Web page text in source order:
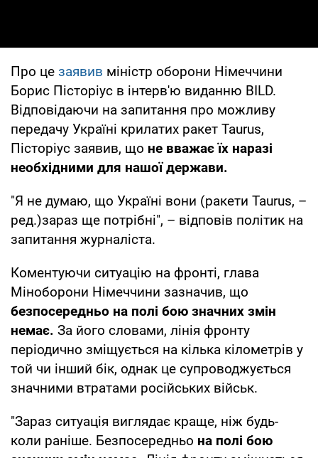
Про це заявив міністр оборони Німеччини
Борис Пісторіус в інтерв'ю виданню BILD.
Відповідаючи на запитання про можливу
передачу Україні крилатих ракет Taurus,
Пісторіус заявив, що не вважає їх наразі
необхідними для нашої держави.
"Я не думаю, що Україні вони (ракети Taurus, –
ред.)зараз ще потрібні", – відповів політик на
запитання журналіста.
Коментуючи ситуацію на фронті, глава
Міноборони Німеччини зазначив, що
безпосередньо на полі бою значних змін
немає. За його словами, лінія фронту
періодично зміщується на кілька кілометрів у
той чи інший бік, однак це супроводжується
значними втратами російських військ.
"Зараз ситуація виглядає краще, ніж будь-
коли раніше. Безпосередньо на полі бою